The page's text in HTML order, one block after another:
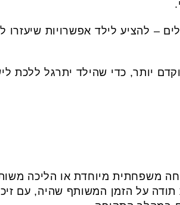
– להציע לילד אפשרויות שיעזרו
יותר, כדי שהילד יתרגל ללכת
משפחתית מיוחדת או הליכה
על הזמן המשותף שהיה, עם